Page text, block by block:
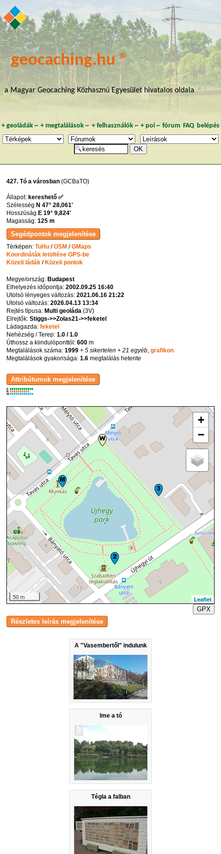
geocaching.hu ®
a Magyar Geocaching Közhasznú Egyesület hivatalos oldala
+ geoládák~ +megtalálások ~ + felhasználók~ + poi~ fórum FAQ belépés
427. Tó a városban (GCBaTO)
A "Vasembertől" indulunk
Ime a tó
Tégla a falban
Állapot: kereshető ✅
Szélesség N 47° 28,061'
Hosszúság E 19° 9,824'
Magasság:125 m
Térképen:TuHu /OSM /GMaps
Koordináták letöltése GPS-be
Közeli ládák /Közeli pontok
Megye/ország:Budapest
Elhelyezés időpontja:2002.09.25 16:40
Utolsó lényeges változás:2021.06.16 21:22
Utolsó változás:2026.04.13 13:34
Rejtés típusa:Multi geoláda (3V)
Elrejtők:Stiggs->>Zolas21->>feketel
Ládagazda:feketel
Nehézség / Terep:1.0 / 1.0
Úthossz a kiindulóponttól:600 m
Megtalálások száma:1999 + 5 sikertelen + 21 egyéb ,grafikon
Megtalálások gyakorisága:1.6 megtalálás hetente
K
R
W
+
−
50 m
Leaflet
GPX